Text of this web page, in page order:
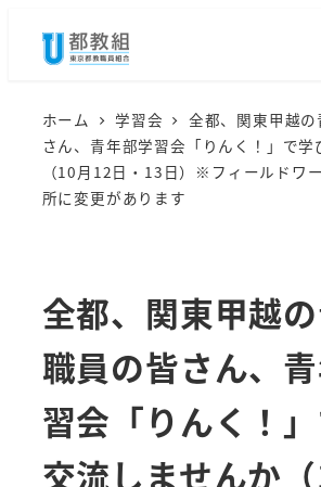
ホーム 学習会
全都、関東甲越
さん、青年部学習会「りんく！」で学
（10月12日・13日）※フィールドワ
所に変更があります
全都、関東甲越
職員の皆さん、
習会「りんく！
交流しませんか